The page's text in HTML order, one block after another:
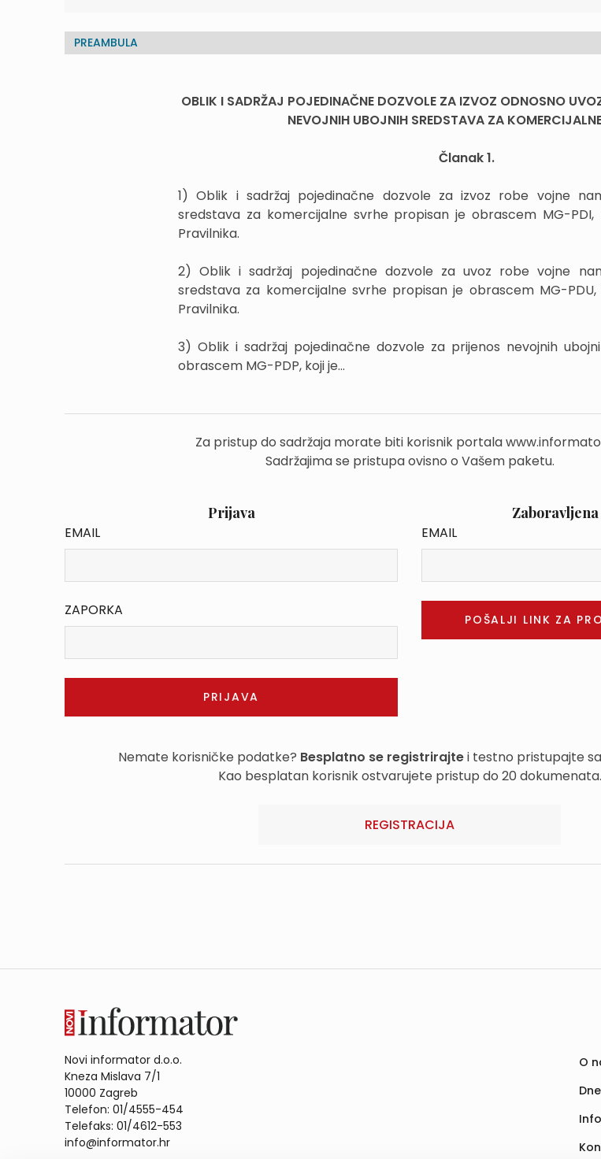
PREAMBULA
OBLIK I SADRŽAJ POJEDINAČNE DOZVOLE ZA IZVOZ ODNOSNO
NEVOJNIH UBOJNIH SREDSTAVA ZA
Članak 1.
1) Oblik i sadržaj pojedinačne dozvole za izvoz robe vojne
sredstava za komercijalne svrhe propisan je obrascem MG-
Pravilnika.
2) Oblik i sadržaj pojedinačne dozvole za uvoz robe vojne
sredstava za komercijalne svrhe propisan je obrascem MG-
Pravilnika.
3) Oblik i sadržaj pojedinačne dozvole za prijenos nevojnih
obrascem MG-PDP, koji je...
Za pristup do sadržaja morate biti korisnik portala
Sadržajima se pristupa ovisno o Vašem paketu.
Prijava
EMAIL
ZAPORKA
EMAIL
Nemate korisničke podatke? Besplatno se registrirajtei testno pristupajte
Kao besplatan korisnik ostvarujete pristup do 20 dokumenata.
REGISTRACIJA
Novi informator d.o.o.
Kneza Mislava 7/1
10000 Zagreb
Telefon: 01/4555-454
Telefaks: 01/4612-553
info@informator.hr
O